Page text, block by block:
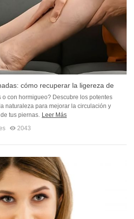
cómo recuperar la ligereza de
con hormigueo? Descubre los potentes
naturaleza para mejorar la circulación y
tus piernas. Leer Más
2043